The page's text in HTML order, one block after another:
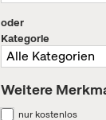
oder
Kategorie
Weitere
nur kostenlos